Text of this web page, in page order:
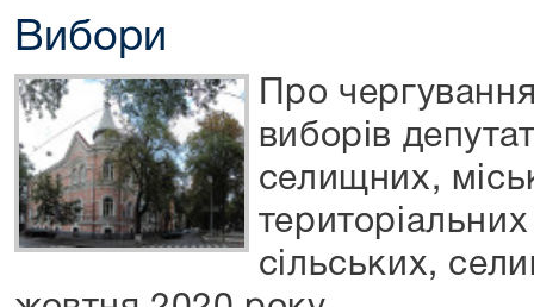
Вибори
Про
виборів
селищних,
сільських,